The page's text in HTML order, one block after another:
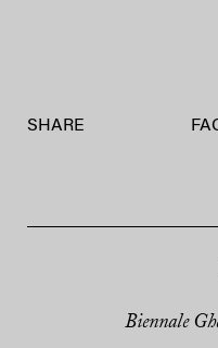
SHARE
Biennale